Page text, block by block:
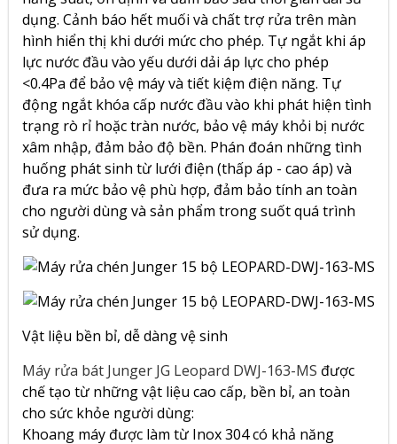
dụng. Cảnh báo hết muối và chất trợ rửa trên màn
hình hiển thị khi dưới mức cho phép. Tự ngắt khi áp
lực nước đầu vào yếu dưới dải áp lực cho phép
<0.4Pa để bảo vệ máy và tiết kiệm điện năng. Tự
động ngắt khóa cấp nước đầu vào khi phát hiện tình
trạng rò rỉ hoặc tràn nước, bảo vệ máy khỏi bị nước
xâm nhập, đảm bảo độ bền. Phán đoán những tình
huống phát sinh từ lưới điện (thấp áp - cao áp) và
đưa ra mức bảo vệ phù hợp, đảm bảo tính an toàn
cho người dùng và sản phẩm trong suốt quá trình
sử dụng.
Vật liệu bền bỉ, dễ dàng vệ sinh
Máy rửa bát Junger JG Leopard DWJ-163-MS được
chế tạo từ những vật liệu cao cấp, bền bỉ, an toàn
cho sức khỏe người dùng:
Khoang máy được làm từ Inox 304 có khả năng